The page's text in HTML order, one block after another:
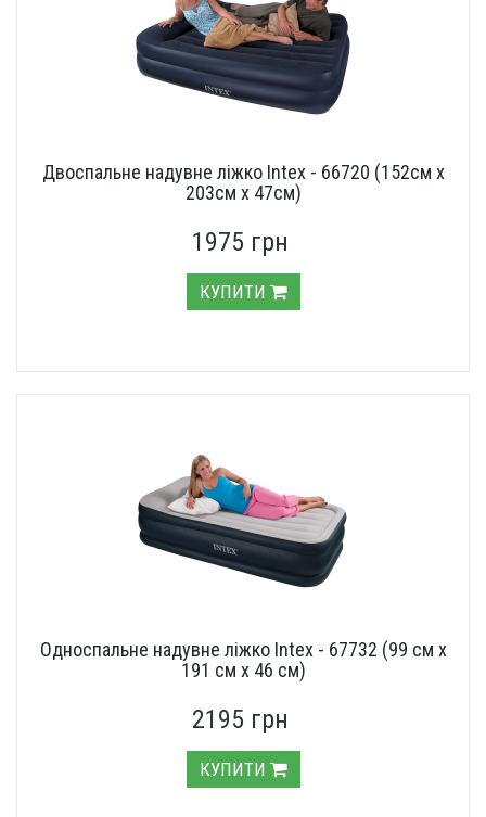
Двоспальне надувне ліжко Intex - 66720 (152см x
203см x 47см)
1975 грн
КУПИТИ
Односпальне надувне ліжко Intex - 67732 (99 см х
191 см х 46 см)
2195 грн
КУПИТИ